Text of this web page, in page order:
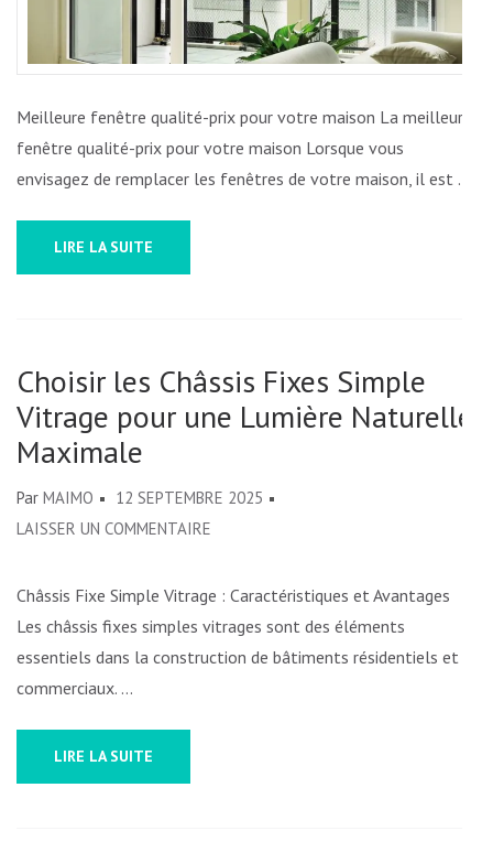
POUR
VOTRE
MAISON
Meilleure fenêtre qualité-prix pour votre maison La meilleure
fenêtre qualité-prix pour votre maison Lorsque vous
envisagez de remplacer les fenêtres de votre maison, il est …
LIRE LA SUITE
Choisir les Châssis Fixes Simple
Vitrage pour une Lumière Naturelle
Maximale
Par MAIMO
12 SEPTEMBRE 2025
LAISSER UN COMMENTAIRE
LES
CHÂSSIS
FIXES
Châssis Fixe Simple Vitrage : Caractéristiques et Avantages
Les châssis fixes simples vitrages sont des éléments
essentiels dans la construction de bâtiments résidentiels et
commerciaux. …
LIRE LA SUITE